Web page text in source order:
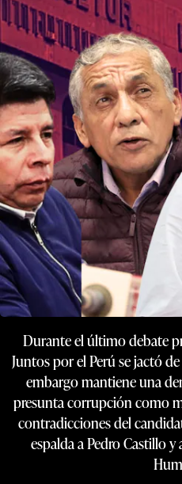
Durante el último debate
Juntos por el Perú se jactó
embargo mantiene una
presunta corrupción como
contradicciones del
espalda a Pedro Castillo